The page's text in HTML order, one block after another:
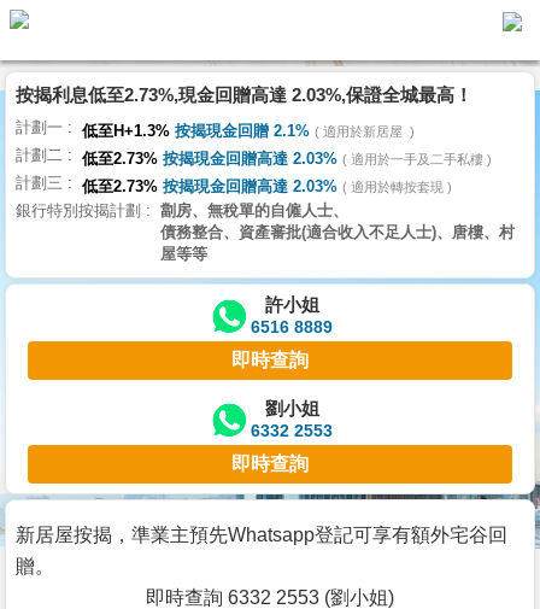
代
理
主
頁
搵
樓/
交
業
主
宅
谷
按
按揭利息低至2.73%,現金回贈高達 2.03%,保證全城最高！
計劃一 低至H+1.3% 按揭現金回贈 2.1% 適用於新居屋
計劃二 低至2.73% 按揭現金回贈高達 2.03% 適用於一手及二手私樓
計劃三 低至2.73% 按揭現金回贈高達 2.03% 適用於轉按套現
銀行特別按揭計劃
劏房、無稅單的自僱人士、
債務整合、資產審批(適合收入不足人士)、唐樓、村
屋等等
許小姐
6516 8889
即時查詢
劉小姐
6332 2553
即時查詢
新居屋按揭，準業主預先Whatsapp登記可享有額外宅谷回
贈。
即時查詢 6332 2553 (劉小姐)